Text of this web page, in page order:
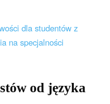
dla studentów z
na specjalności
od języka